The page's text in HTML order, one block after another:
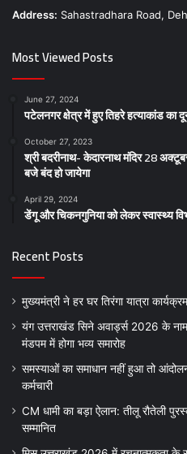
Address: Sahastradhara Road,
Most Viewed Posts
June 27, 2024
पटेलनगर क्षेत्र में हुए तिहरे हत्याकांड का
October 27, 2023
श्री बदरीनाथ- केदारनाथ मंदिर 28
बजे बंद हो जायेगा
April 29, 2024
डेंगू और चिकनगुनिया को लेकर स्वास्थ्य
Recent Posts
मुख्यमंत्री ने हर घर तिरंगा यात्रा
यंग उत्तराखंड सिने अवार्ड्स 2026 के
मंडपम में होगा भव्य समारोह
समस्याओं का समाधान नहीं हुआ तो
कर्मचारी
CM धामी का बड़ा ऐलान: तीलू रौतेली
सम्मानित